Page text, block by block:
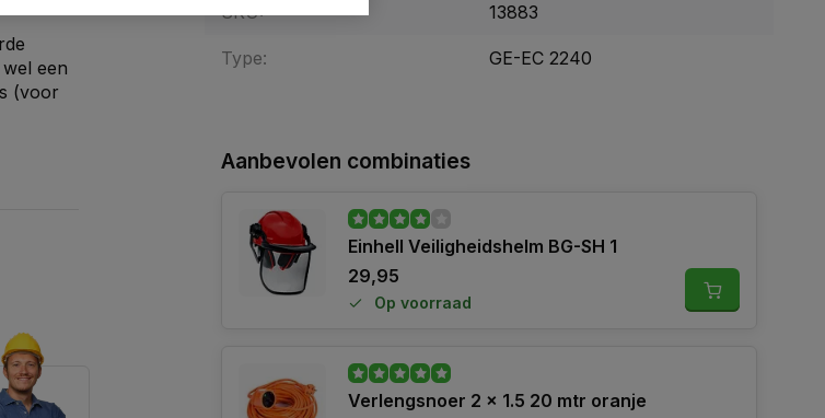
een
(voor
SKU: 13883
Type: GE-EC 2240
Aanbevolen combinaties
Einhell Veiligheidshelm BG-SH 1
29,95
Op voorraad
Verlengsnoer 2 x 1.5 20 mtr oranje